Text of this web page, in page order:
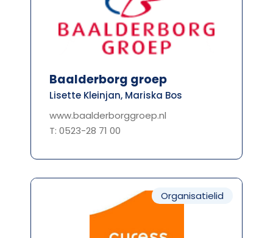
Baalderborg groep
Lisette Kleinjan, Mariska Bos
www.baalderborggroep.nl
T: 0523-28 71 00
Organisatielid